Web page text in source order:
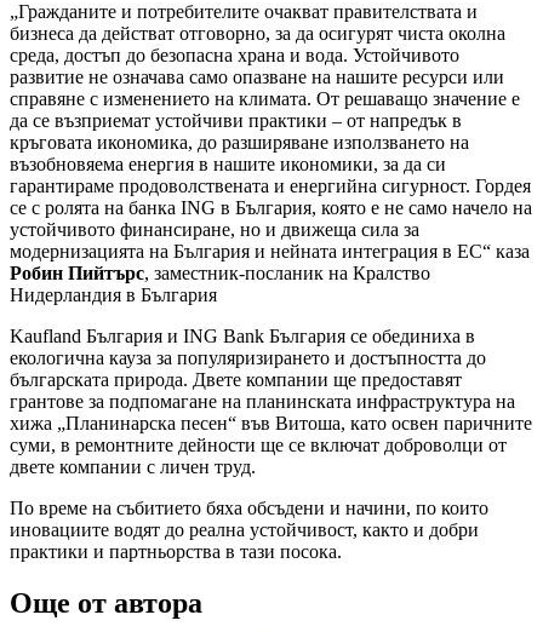
„Гражданите и потребителите очакват правителствата и
бизнеса да действат отговорно, за да осигурят чиста околна
среда, достъп до безопасна храна и вода. Устойчивото
развитие не означава само опазване на нашите ресурси или
справяне с изменението на климата. От решаващо значение е
да се възприемат устойчиви практики – от напредък в
кръговата икономика, до разширяване използването на
възобновяема енергия в нашите икономики, за да си
гарантираме продоволствената и енергийна сигурност. Гордея
се с ролята на банка ING в България, която е не само начело на
устойчивото финансиране, но и движеща сила за
модернизацията на България и нейната интеграция в ЕС“ каза
Робин Пийтърс, заместник-посланик на Кралство
Нидерландия в България
Kaufland България и ING Bank България се обединиха в
екологична кауза зa популяризирането и достъпността до
българската природа. Двете компании ще предоставят
грантове за подпомагане на планинската инфраструктура на
хижа „Планинарска песен“ във Витоша, като освен паричните
суми, в ремонтните дейности ще се включат доброволци от
двете компании с личен труд.
По време на събитието бяха обсъдени и начини, по които
иновациите водят до реална устойчивост, както и добри
практики и партньорства в тази посока.
Още от автора